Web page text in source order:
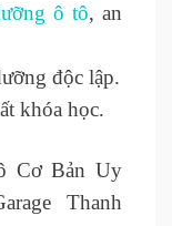
ô tô, an
độc lập.
khóa học.